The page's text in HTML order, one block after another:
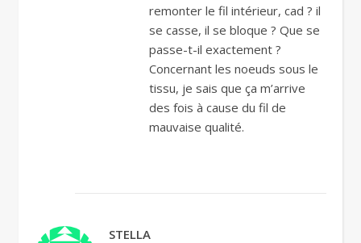
remonter le fil intérieur, cad ? il
se casse, il se bloque ? Que se
passe-t-il exactement ?
Concernant les noeuds sous le
tissu, je sais que ça m’arrive
des fois à cause du fil de
mauvaise qualité.
STELLA